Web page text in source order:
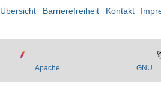
Übersicht Barrierefreiheit Kontakt
Apache GNU